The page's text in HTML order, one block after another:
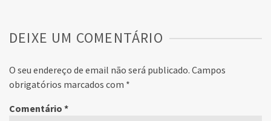
DEIXE UM COMENTÁRIO
O seu endereço de email não será publicado. Campos
obrigatórios marcados com *
Comentário *